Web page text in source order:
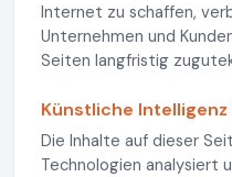
Internet zu schaffen,
Unternehmen und
Seiten langfristig
Künstliche Intelligenz
Die Inhalte auf dieser
Technologien analysiert